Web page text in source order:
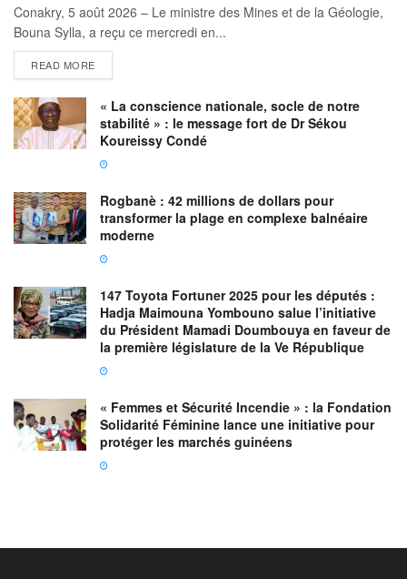
Conakry, 5 août 2026 – Le ministre des Mines et de la Géologie,
Bouna Sylla, a reçu ce mercredi en...
READ MORE
« La conscience nationale, socle de notre
stabilité » : le message fort de Dr Sékou
Koureissy Condé
Rogbanè : 42 millions de dollars pour
transformer la plage en complexe balnéaire
moderne
147 Toyota Fortuner 2025 pour les députés :
Hadja Maimouna Yombouno salue l’initiative
du Président Mamadi Doumbouya en faveur de
la première législature de la Ve République
« Femmes et Sécurité Incendie » : la Fondation
Solidarité Féminine lance une initiative pour
protéger les marchés guinéens